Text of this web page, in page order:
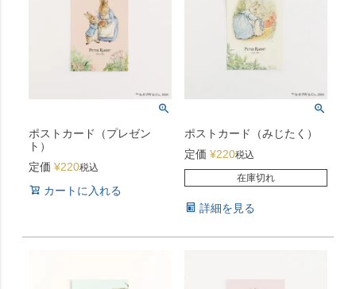
ポストカード（プレゼン
ト）
定価 ¥220税込
カートに入れる
ポストカード（みじたく）
定価 ¥220税込
在庫切れ
詳細を見る